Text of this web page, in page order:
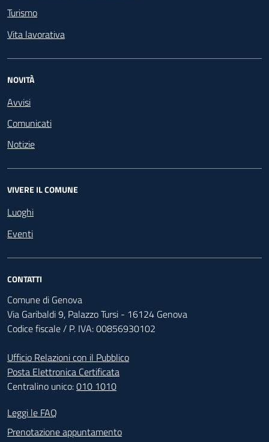
Turismo
Vita lavorativa
NOVITÀ
Avvisi
Comunicati
Notizie
VIVERE IL COMUNE
Luoghi
Eventi
CONTATTI
Comune di Genova
Via Garibaldi 9, Palazzo Tursi - 16124 Genova
Codice fiscale / P. IVA: 00856930102
Ufficio Relazioni con il Pubblico
Posta Elettronica Certificata
Centralino unico:010 1010
Footer - Contatti
Leggi le FAQ
Prenotazione appuntamento